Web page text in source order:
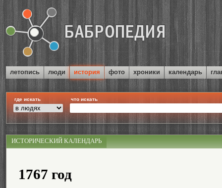
летопись люди история фото хроники календарь
где искать что искать
ИСТОРИЧЕСКИЙ КАЛЕНДАРЬ
1767 год